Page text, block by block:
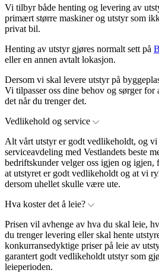
Vi tilbyr både henting og levering av
primært større maskiner og utstyr som
privat bil.
Henting av utstyr gjøres normalt sett på
eller en annen avtalt lokasjon.
Dersom vi skal levere utstyr på
Vi tilpasser oss dine behov og sørger for
det når du trenger det.
Vedlikehold og service
Alt vårt utstyr er godt vedlikeholdt, og vi
serviceavdeling med Vestlandets beste
bedriftskunder velger oss igjen og igjen,
at utstyret er godt vedlikeholdt og at vi
dersom uhellet skulle være ute.
Hva koster det å leie?
Prisen vil avhenge av hva du skal leie,
du trenger levering eller skal hente
konkurransedyktige priser på leie av
garantert godt vedlikeholdt utstyr som
leieperioden.